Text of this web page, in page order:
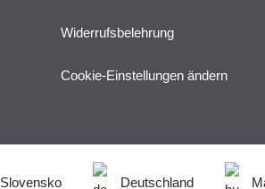
Widerrufsbelehrung
Cookie-Einstellungen ändern
Slovensko Deutschland